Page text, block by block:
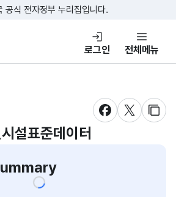
콘텐츠 바로가기
푸터 바로가기
공식 전자정부 누리집입니다.
공데이터포털
로그인 전체메뉴
새창 열림새창 열림
새창
설표준데이터